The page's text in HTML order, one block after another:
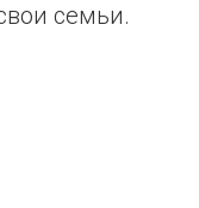
семьи.